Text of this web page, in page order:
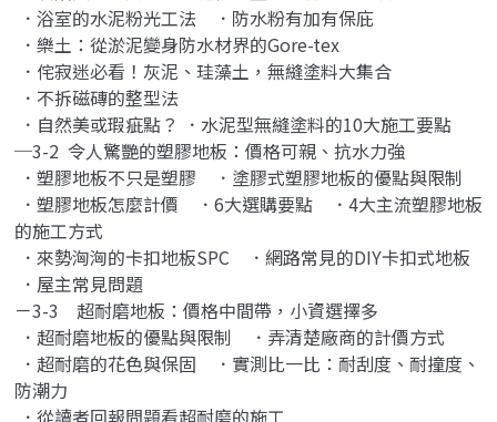
．浴室的水泥粉光工法 ．防水粉有加有保庇
．樂土：從淤泥變身防水材界的Gore-tex
．侘寂迷必看！灰泥、珪藻土，無縫塗料大集合
．不拆磁磚的整型法
．自然美或瑕疵點？ ．水泥型無縫塗料的10大施工要點
─3-2 令人驚艷的塑膠地板：價格可親、抗水力強
．塑膠地板不只是塑膠 ．塗膠式塑膠地板的優點與限制
．塑膠地板怎麼計價 ．6大選購要點 ．4大主流塑膠地板
的施工方式
．來勢洶洶的卡扣地板SPC ．網路常見的DIY卡扣式地板
．屋主常見問題
－3-3 超耐磨地板：價格中間帶，小資選擇多
．超耐磨地板的優點與限制 ．弄清楚廠商的計價方式
．超耐磨的花色與保固 ．實測比一比：耐刮度、耐撞度、
防潮力
．從讀者回報問題看超耐磨的施工